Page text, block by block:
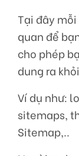
Tại đây
quan để
cho phép
dung ra
Ví dụ như:
sitemaps,
Sitemap,..